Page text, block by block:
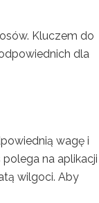
Kluczem do
dla
wagę i
na aplikacji
wilgoci. Aby